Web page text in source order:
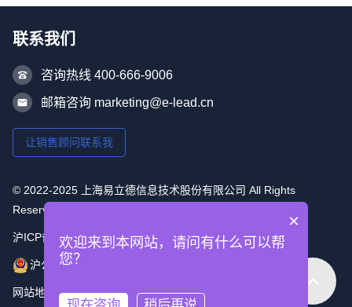
联系我们
咨询热线 400-666-9006
邮箱咨询 marketing@e-lead.cn
让销售顾问联系我
© 2022-2025 上海易立德信息技术股份有限公司 All Rights
Reserved
沪ICP备16053493号-1
沪公网安备 31010502006715号
网站地图
×
欢迎来到本网站，请问有什么可以帮
您？